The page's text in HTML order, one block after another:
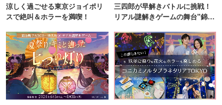
涼しく過ごせる東京ジョイポリ
スで絶叫＆ホラーを満喫！
三四郎が早解きバトルに挑戦！
リアル謎解きゲームの舞台"錦糸